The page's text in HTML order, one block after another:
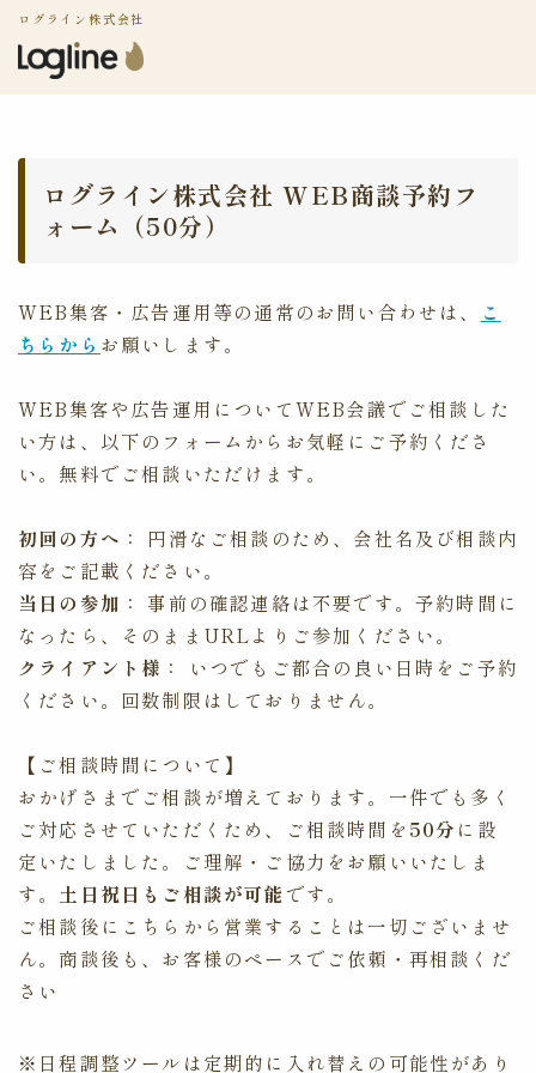
ログライン株式会社
ログライン株式会社 WEB商談予約フ
ォーム（50分）
WEB集客・広告運用等の通常のお問い合わせは、
こ
ちらから お願いします。
WEB集客や広告運用についてWEB会議でご相談した
い方は、以下のフォームからお気軽にご予約くださ
い。無料でご相談いただけます。
初回の方へ ： 円滑なご相談のため、会社名及び相談内
容をご記載ください。
当日の参加 ： 事前の確認連絡は不要です。予約時間に
なったら、そのままURLよりご参加ください。
クライアント様 ： いつでもご都合の良い日時をご予約
ください。回数制限はしておりません。
【ご相談時間について】
おかげさまでご相談が増えております。一件でも多く
ご対応させていただくため、ご相談時間を 50分 に設
定いたしました。ご理解・ご協力をお願いいたしま
す。 土日祝日もご相談が可能 です。
ご相談後にこちらから営業することは一切ございませ
ん。商談後も、お客様のペースでご依頼・再相談くだ
さい
※日程調整ツールは定期的に入れ替えの可能性があり